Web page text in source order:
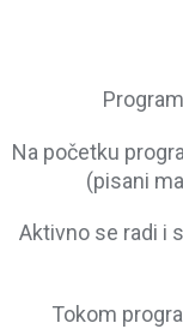
Na početku
(pisani
Aktivno se radi i
Tokom